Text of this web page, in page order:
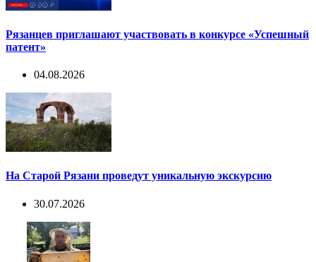
Рязанцев приглашают участвовать в конкурсе «Успешный
патент»
04.08.2026
На Старой Рязани проведут уникальную экскурсию
30.07.2026